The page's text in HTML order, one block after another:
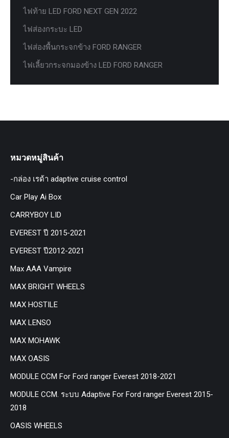
ไฟท้าย LED FORD NEXT GEN 2022
ไฟส่องกระบะ LED
ไฟส่องพื้นกระจกข้าง FORD RANGER
ไฟเลี้ยวกระจกมองข้าง LED FORD RANGER
หมวดหมู่สินค้า
-กล่อง เรด้า adaptive cruise control
Car Play Ai Box
CARRYBOY LID
EVEREST ปี 2015-2021
EVEREST ปี2012-2021
Max AAA Vampire
MAX BRIGHT WHEELS
MAX HOSTILE
MAX LENSO
MAX MOHAWK
MAX OASIS
MODULE CCM For Ford ranger Everest 2018-2021
MODULE CCM. ระบบ Adaptive For Ford ranger Everest 2015-
2018
OASIS WHEELS